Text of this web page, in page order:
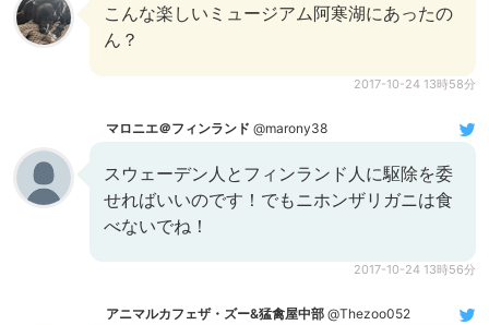
こんな楽しいミュージアム阿寒湖にあったの
ん？
2017-10-24 13時58分
マロニエ＠フィンランド @marony38
スウェーデン人とフィンランド人に駆除を委
せればいいのです！でもニホンザリガニは食
べないでね！
2017-10-24 13時56分
アニマルカフェザ・ズー&猛禽屋中部 @Thezoo052